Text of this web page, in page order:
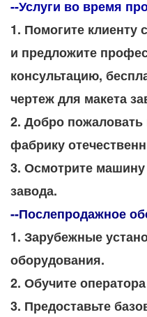
--Услуги во время
1. Помогите клиенту
и предложите
консультацию,
чертеж для макета
2. Добро
фабрику
3. Осмотрите
завода.
--Послепродажное
1. Зарубежные
оборудования.
2. Обучите
3. Предоставьте